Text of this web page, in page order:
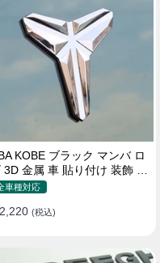
KOBE ブラック マンバ ロ
3D 金属 車 貼り付け 装飾 ス
カー
車種対応
(税込)